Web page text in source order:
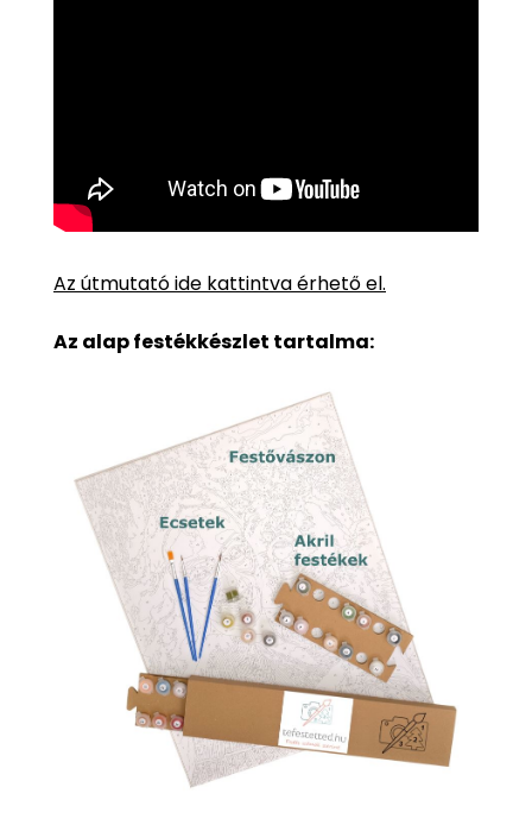
Az útmutató ide kattintva érhető el.
Az alap festékkészlet tartalma: